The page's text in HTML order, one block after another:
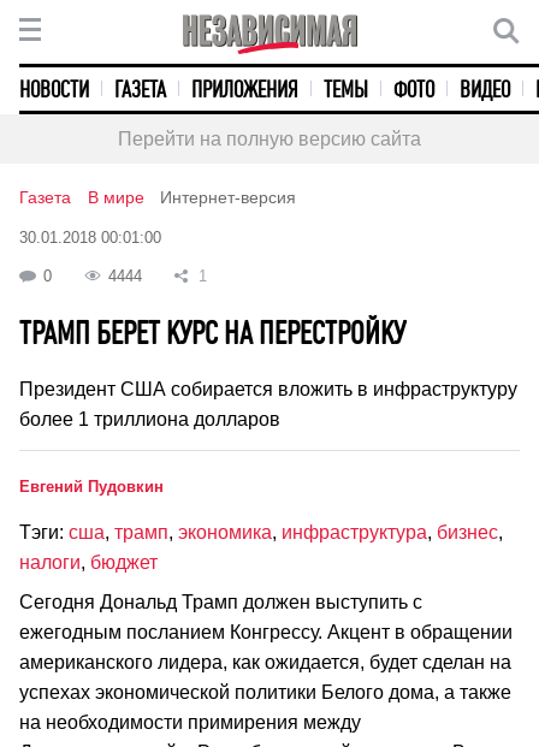
НОВОСТИ ГАЗЕТА ПРИЛОЖЕНИЯ ТЕМЫ ФОТО ВИДЕО
Перейти на полную версию сайта
Газета В мире Интернет-версия
30.01.2018 00:01:00
0 4444 1
ТРАМП БЕРЕТ КУРС НА ПЕРЕСТРОЙКУ
Президент США собирается вложить в инфраструктуру
более 1 триллиона долларов
Евгений Пудовкин
Тэги: сша, трамп, экономика, инфраструктура, бизнес,
налоги, бюджет
Сегодня Дональд Трамп должен выступить с
ежегодным посланием Конгрессу. Акцент в обращении
американского лидера, как ожидается, будет сделан на
успехах экономической политики Белого дома, а также
на необходимости примирения между